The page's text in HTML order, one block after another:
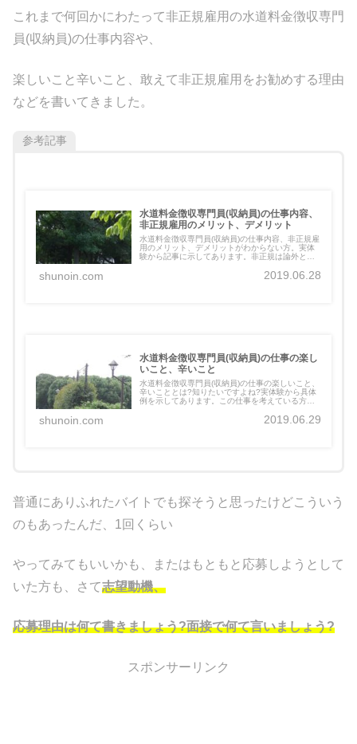
これまで何回かにわたって非正規雇用の水道料金徴収専門
員(収納員)の仕事内容や、
楽しいこと辛いこと、敢えて非正規雇用をお勧めする理由
などを書いてきました。
参考記事
水道料金徴収専門員(収納員)の仕事内容、
非正規雇用のメリット、デメリット
水道料金徴収専門員(収納員)の仕事内容、非正規雇
用のメリット、デメリットがわからない方。実体
験から記事に示してあります。非正規は論外とい
shunoin.com 2019.06.28
水道料金徴収専門員(収納員)の仕事の楽し
いこと、辛いこと
水道料金徴収専門員(収納員)の仕事の楽しいこと、
辛いこととは?知りたいですよね?実体験から具体
例を示してあります。この仕事を考えている方も
shunoin.com 2019.06.29
普通にありふれたバイトでも探そうと思ったけどこういう
のもあったんだ、1回くらい
やってみてもいいかも、またはもともと応募しようとして
いた方も、さて志望動機、
応募理由は何て書きましょう?面接で何て言いましょう?
スポンサーリンク